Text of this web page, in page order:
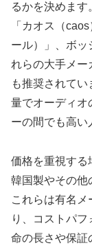
るかを決めま
「カオス（
ール）」、ボッ
れらの大手メー
も推奨されて
量でオーディオ
ーの間でも高い
価格を重視する
韓国製やその他
これらは有名
り、コストパ
命の長さや保証